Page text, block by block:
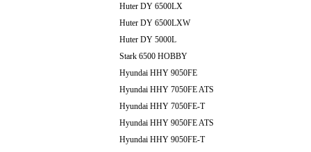
Huter DY 6500LX
Huter DY 6500LXW
Huter DY 5000L
Stark 6500 HOBBY
Hyundai HHY 9050FE
Hyundai HHY 7050FE ATS
Hyundai HHY 7050FE-T
Hyundai HHY 9050FE ATS
Hyundai HHY 9050FE-T